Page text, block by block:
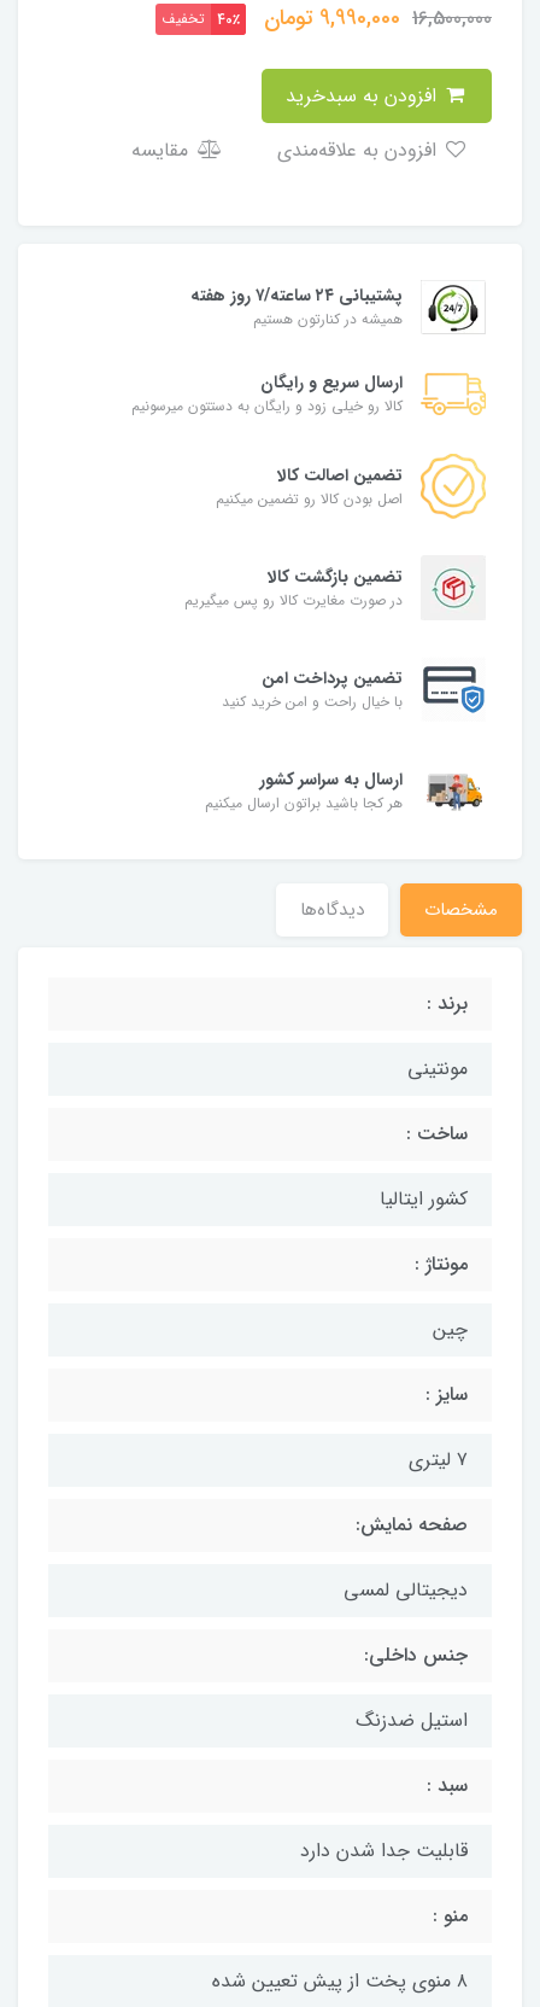
16,500,000
9,990,000 تومان 40٪ تخفیف
مقایسه
پشتیبانی ۲۴ ساعته/۷ روز هفته
همیشه در کنارتون هستیم
ارسال سریع و رایگان
کالا رو خیلی زود و رایگان به دستتون میرسونیم
تضمین اصالت کالا
اصل بودن کالا رو تضمین میکنیم
تضمین بازگشت کالا
در صورت مغایرت کالا رو پس میگیریم
تضمین پرداخت امن
با خیال راحت و امن خرید کنید
ارسال به سراسر کشور
هر کجا باشید براتون ارسال میکنیم
مشخصات دیدگاه‌ها
برند :
مونتینی
ساخت :
کشور ایتالیا
مونتاژ :
چین
سایز :
۷ لیتری
صفحه نمایش:
دیجیتالی لمسی
جنس داخلی:
استیل ضدزنگ
سبد :
قابلیت جدا شدن دارد
منو :
۸ منوی پخت از پیش تعیین شده